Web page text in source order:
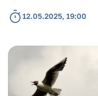
12.05.2025, 19:00